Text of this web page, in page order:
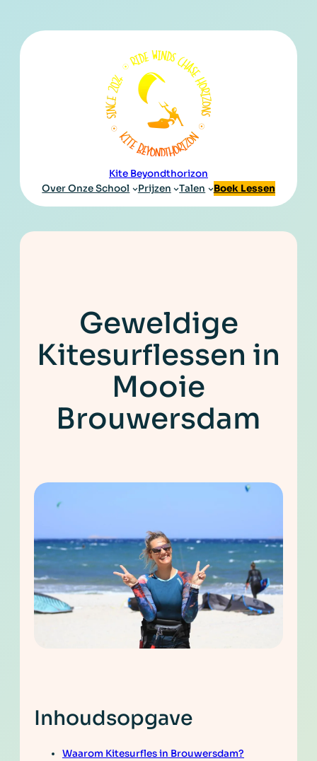
inhoud
Kite Beyondthorizon
Over Onze School
Prijzen Talen Boek Lessen
Geweldige
Kitesurflessen in
Mooie
Brouwersdam
Inhoudsopgave
Waarom Kitesurfles in Brouwersdam?